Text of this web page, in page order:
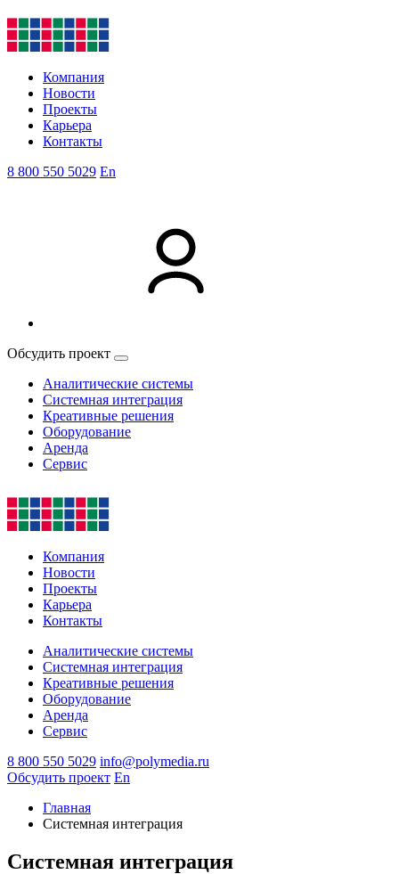
Компания
Новости
Проекты
Карьера
Контакты
8 800 550 5029 En
Обсудить проект
Аналитические системы
Системная интеграция
Креативные решения
Оборудование
Аренда
Сервис
Компания
Новости
Проекты
Карьера
Контакты
Аналитические системы
Системная интеграция
Креативные решения
Оборудование
Аренда
Сервис
8 800 550 5029 info@polymedia.ru
Обсудить проект En
Главная
Системная интеграция
Системная интеграция